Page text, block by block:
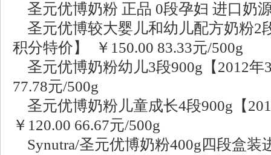
圣元优博奶粉 正品 0段孕妇 进口奶
圣元优博较大婴儿和幼儿配方奶粉2
积分特价】 ￥150.00 83.33元/500g
圣元优博奶粉幼儿3段900g【2012年
77.78元/500g
圣元优博奶粉儿童成长4段900g【
￥120.00 66.67元/500g
Synutra/圣元优博奶粉400g四段盒装